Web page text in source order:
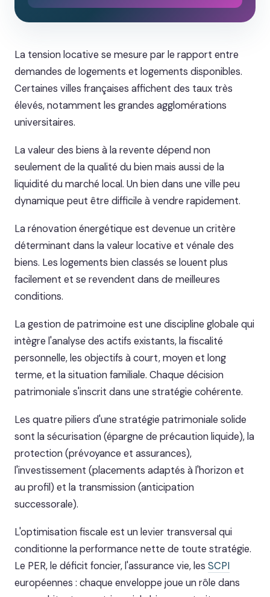
La tension locative se mesure par le rapport entre
demandes de logements et logements disponibles.
Certaines villes françaises affichent des taux très
élevés, notamment les grandes agglomérations
universitaires.
La valeur des biens à la revente dépend non
seulement de la qualité du bien mais aussi de la
liquidité du marché local. Un bien dans une ville peu
dynamique peut être difficile à vendre rapidement.
La rénovation énergétique est devenue un critère
déterminant dans la valeur locative et vénale des
biens. Les logements bien classés se louent plus
facilement et se revendent dans de meilleures
conditions.
La gestion de patrimoine est une discipline globale qui
intègre l'analyse des actifs existants, la fiscalité
personnelle, les objectifs à court, moyen et long
terme, et la situation familiale. Chaque décision
patrimoniale s'inscrit dans une stratégie cohérente.
Les quatre piliers d'une stratégie patrimoniale solide
sont la sécurisation (épargne de précaution liquide), la
protection (prévoyance et assurances),
l'investissement (placements adaptés à l'horizon et
au profil) et la transmission (anticipation
successorale).
L'optimisation fiscale est un levier transversal qui
conditionne la performance nette de toute stratégie.
Le PER, le déficit foncier, l'assurance vie, les SCPI
européennes : chaque enveloppe joue un rôle dans